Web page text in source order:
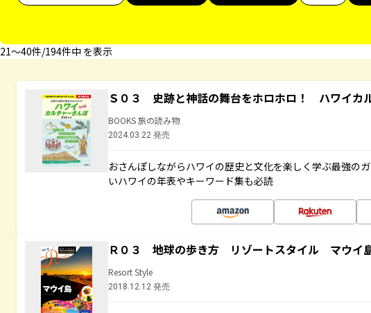
21〜40件/194件中 を表示
Ｓ０３ 史跡と神話の舞台をホロホロ！ ハワイカ
BOOKS 旅の読み物
2024.03.22 発売
おさんぽしながらハワイの歴史と文化を楽しく学ぶ最強の
いハワイの年表やキーワード集も必読
Ｒ０３ 地球の歩き方 リゾートスタイル マウイ
Resort Style
2018.12.12 発売